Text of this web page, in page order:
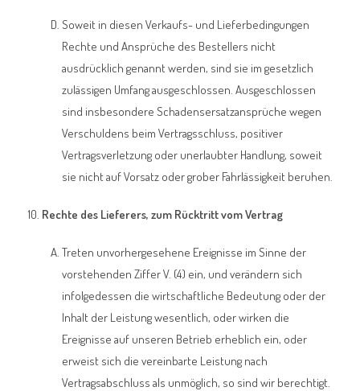
Soweit in diesen Verkaufs- und Lieferbedingungen
Rechte und Ansprüche des Bestellers nicht
ausdrücklich genannt werden, sind sie im gesetzlich
zulässigen Umfang ausgeschlossen. Ausgeschlossen
sind insbesondere Schadensersatzansprüche wegen
Verschuldens beim Vertragsschluss, positiver
Vertragsverletzung oder unerlaubter Handlung, soweit
sie nicht auf Vorsatz oder grober Fahrlässigkeit beruhen.
Rechte des Lieferers, zum Rücktritt vom Vertrag
Treten unvorhergesehene Ereignisse im Sinne der
vorstehenden Ziffer V. (4) ein, und verändern sich
infolgedessen die wirtschaftliche Bedeutung oder der
Inhalt der Leistung wesentlich, oder wirken die
Ereignisse auf unseren Betrieb erheblich ein, oder
erweist sich die vereinbarte Leistung nach
Vertragsabschluss als unmöglich, so sind wir berechtigt.